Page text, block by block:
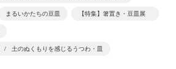
まるいかたちの豆皿 【特集】箸置き・豆皿展
土のぬくもりを感じるうつわ・皿